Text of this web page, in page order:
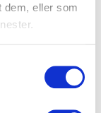
dem, eller som